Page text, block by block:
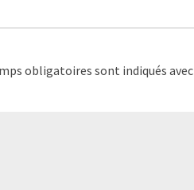
obligatoires sont indiqués avec